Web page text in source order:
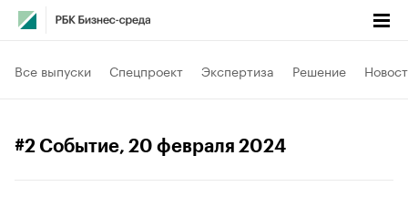
Все выпуски Спецпроект Экспертиза Решение
#2 Событие, 20 февраля 2024